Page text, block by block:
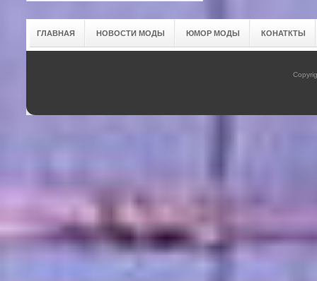
ГЛАВНАЯ НОВОСТИ МОДЫ ЮМОР МОДЫ КОНАТКТЫ